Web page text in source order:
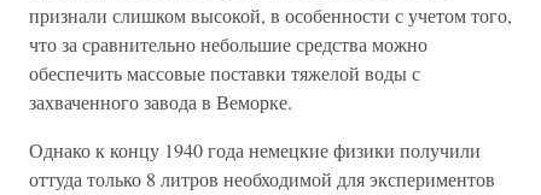
признали слишком высокой, в особенности с учетом того,
что за сравнительно небольшие средства можно
обеспечить массовые поставки тяжелой воды с
захваченного завода в Веморке.
Однако к концу 1940 года немецкие физики получили
оттуда только 8 литров необходимой для экспериментов